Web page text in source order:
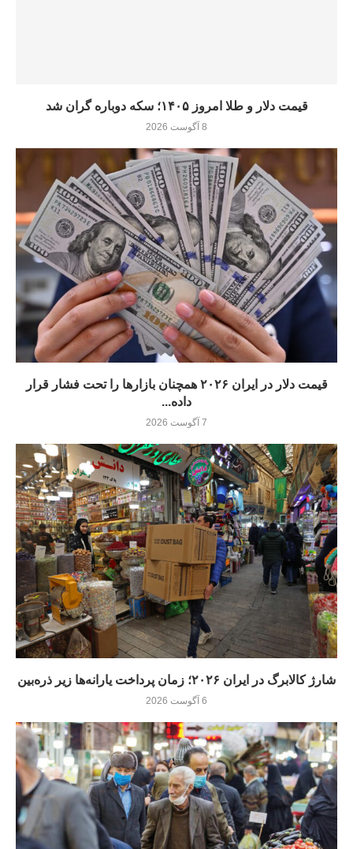
قیمت دلار و طلا امروز ۱۴۰۵؛ سکه دوباره گران شد
8 آگوست 2026
قیمت دلار در ایران ۲۰۲۶ همچنان بازارها را تحت فشار قرار
داده...
7 آگوست 2026
شارژ کالابرگ در ایران ۲۰۲۶؛ زمان پرداخت یارانه‌ها زیر ذره‌بین
6 آگوست 2026